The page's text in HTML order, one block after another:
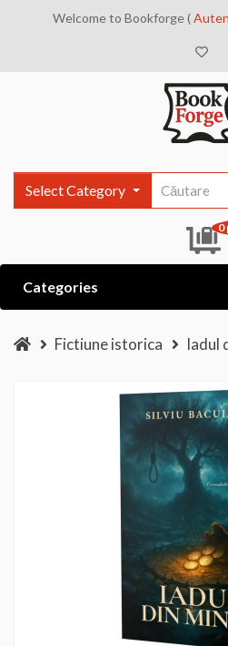
Welcome to Bookforge (
Select Category
0
Categories
Fictiune istorica Iadul